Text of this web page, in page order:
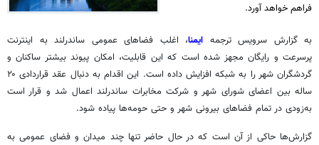
فراهم خواهد آورد.
به گزارش سرویس ترجمه ایمنا، اغلب فضاهای عمومی ساندرلند به اینترنت
پرسرعت و رایگان مجهز شده است که این قابلیت، امکان پیوند بیشتر ساکنان و
گردشگران شهر را به شبکه افزایش داده است. این اقدام به دنبال عقد قراردادی ۲۰
ساله بین اعضای شورای شهر و شرکت مخابرات ساندرلند اعمال شد و قرار است
به‌زودی در تمام فضاهای بیرونی شهر و حتی حومه‌ها پیاده شود.
گزارش‌ها حاکی از آن است که در حال حاضر تنها چند میدان و فضای عمومی به